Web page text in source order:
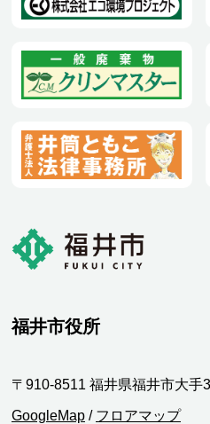
福井市役所
〒910-8511 福井県福井市大手
GoogleMap / フロアマップ